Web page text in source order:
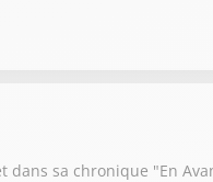
dans sa chronique "En